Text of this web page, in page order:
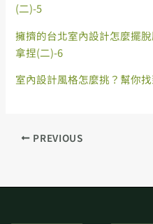
(二)-5
擁擠的台北室內設計怎麼擺
拿捏(二)-6
室內設計風格怎麼挑？幫你
PREVIOUS